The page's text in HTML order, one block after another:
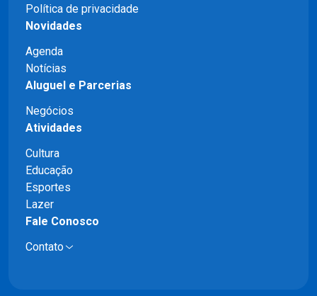
Política de privacidade
Novidades
Agenda
Notícias
Aluguel e Parcerias
Negócios
Atividades
Cultura
Educação
Esportes
Lazer
Fale Conosco
Contato